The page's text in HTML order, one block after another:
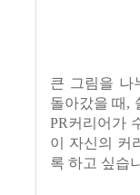
큰 그림을 나
돌아갔을 때,
PR커리어가
이 자신의 커
록 하고 싶습